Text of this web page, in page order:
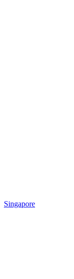
Singapore